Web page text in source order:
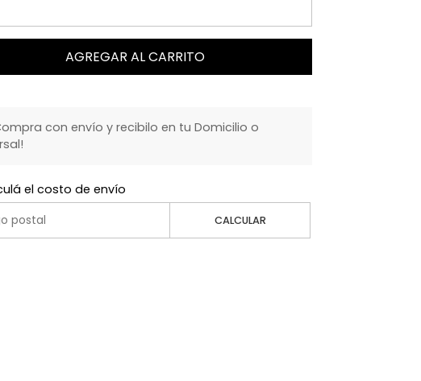
AGREGAR AL CARRITO
con envío y recibilo en tu Domicilio o
el costo de envío
CALCULAR